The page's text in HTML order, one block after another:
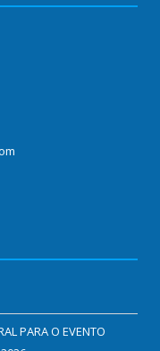
PARA O EVENTO